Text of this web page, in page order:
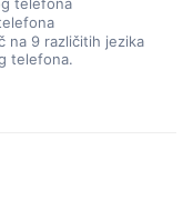
na 9 različitih jezika
telefona.